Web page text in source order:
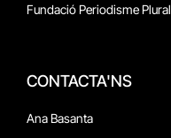
Fundació Periodisme Plural
CONTACTA'NS
Ana Basanta